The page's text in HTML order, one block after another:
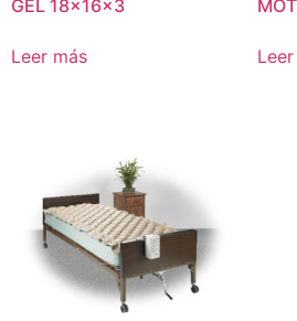
GEL 18x16x3
Leer más